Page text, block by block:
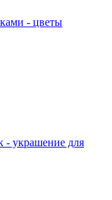
- цветы
- украшение для